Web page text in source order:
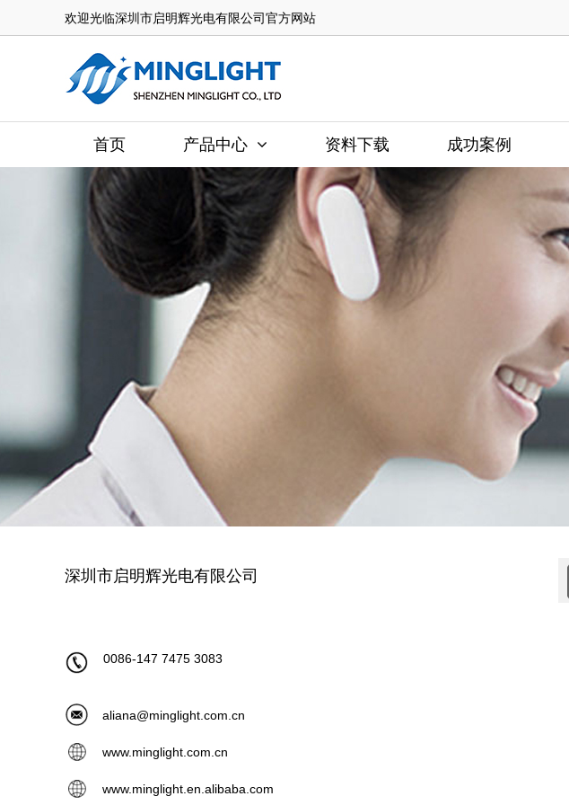
欢迎光临深圳市启明辉光电有限公司官方网站
首页 产品中心 资料下载 成功案例
深圳市启明辉光电有限公司
0086-147 7475 3083
aliana@minglight.com.cn
www.minglight.com.cn
www.minglight.en.alibaba.com